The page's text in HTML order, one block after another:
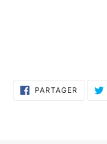
PARTAGER